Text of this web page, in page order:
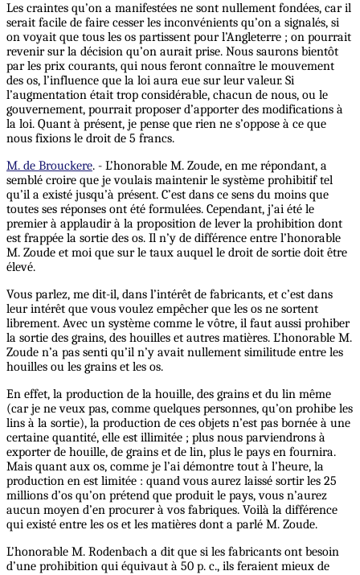
Les craintes qu’on a manifestées ne sont nullement fondées, car il
serait facile de faire cesser les inconvénients qu’on a signalés, si
on voyait que tous les os partissent pour l’Angleterre ; on pourrait
revenir sur la décision qu’on aurait prise. Nous saurons bientôt
par les prix courants, qui nous feront connaître le mouvement
des os, l’influence que la loi aura eue sur leur valeur. Si
l’augmentation était trop considérable, chacun de nous, ou le
gouvernement, pourrait proposer d’apporter des modifications à
la loi. Quant à présent, je pense que rien ne s’oppose à ce que
nous fixions le droit de 5 francs.
M. de Brouckere. - L’honorable M. Zoude, en me répondant, a
semblé croire que je voulais maintenir le système prohibitif tel
qu’il a existé jusqu’à présent. C’est dans ce sens du moins que
toutes ses réponses ont été formulées. Cependant, j’ai été le
premier à applaudir à la proposition de lever la prohibition dont
est frappée la sortie des os. Il n’y de différence entre l’honorable
M. Zoude et moi que sur le taux auquel le droit de sortie doit être
élevé.
Vous parlez, me dit-il, dans l’intérêt de fabricants, et c’est dans
leur intérêt que vous voulez empêcher que les os ne sortent
librement. Avec un système comme le vôtre, il faut aussi prohiber
la sortie des grains, des houilles et autres matières. L’honorable M.
Zoude n’a pas senti qu’il n’y avait nullement similitude entre les
houilles ou les grains et les os.
En effet, la production de la houille, des grains et du lin même
(car je ne veux pas, comme quelques personnes, qu’on prohibe les
lins à la sortie), la production de ces objets n’est pas bornée à une
certaine quantité, elle est illimitée ; plus nous parviendrons à
exporter de houille, de grains et de lin, plus le pays en fournira.
Mais quant aux os, comme je l’ai démontre tout à l’heure, la
production en est limitée : quand vous aurez laissé sortir les 25
millions d’os qu’on prétend que produit le pays, vous n’aurez
aucun moyen d’en procurer à vos fabriques. Voilà la différence
qui existé entre les os et les matières dont a parlé M. Zoude.
L’honorable M. Rodenbach a dit que si les fabricants ont besoin
d’une prohibition qui équivaut à 50 p. c., ils feraient mieux de